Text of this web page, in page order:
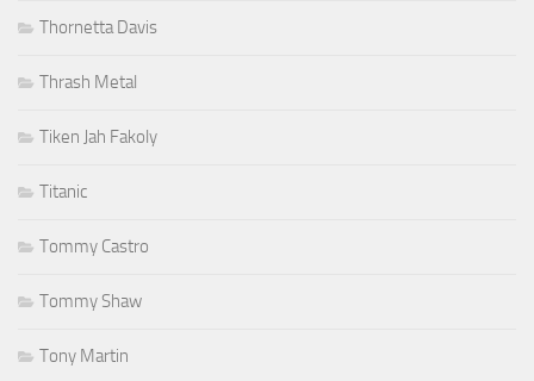
Thornetta Davis
Thrash Metal
Tiken Jah Fakoly
Titanic
Tommy Castro
Tommy Shaw
Tony Martin